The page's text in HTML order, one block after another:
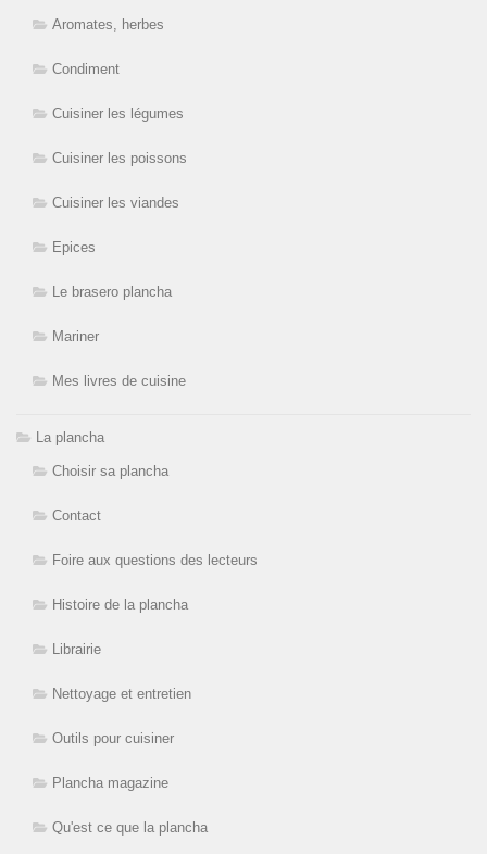
Aromates, herbes
Condiment
Cuisiner les légumes
Cuisiner les poissons
Cuisiner les viandes
Epices
Le brasero plancha
Mariner
Mes livres de cuisine
La plancha
Choisir sa plancha
Contact
Foire aux questions des lecteurs
Histoire de la plancha
Librairie
Nettoyage et entretien
Outils pour cuisiner
Plancha magazine
Qu'est ce que la plancha